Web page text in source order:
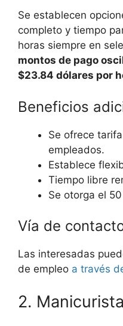
Se establecen
completo y tiempo
horas siempre en
montos de pago
$23.84 dólares por
Beneficios
Se ofrece
empleados.
Establece
Tiempo libre
Se otorga el
Vía de
Las interesadas
de empleo a través
2.